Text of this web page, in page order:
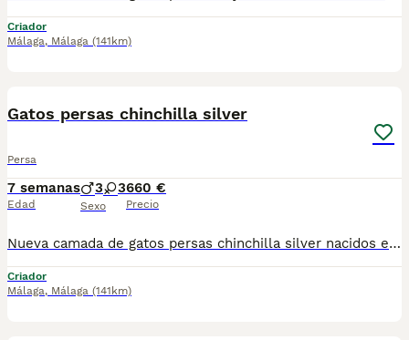
Criador
Málaga, Málaga (141km)
Gatos persas chinchilla silver
Persa
7 semanas
Edad
3 3
Sexo
660 €
Precio
Nueva camada de gatos persas chinchilla silver nacidos el 16 de junio, se entregan vacunados desparacitado y con cartilla, dos machos y una hembra. Se recojen en torrejón de ardoz (Madrid), los machos 660, y la hembra 750
Criador
Málaga, Málaga (141km)